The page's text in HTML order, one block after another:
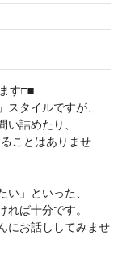
す□■
タイルですが、
詰めたり、
ことはありませ
い」といった、
ば十分です。
にお話ししてみませ